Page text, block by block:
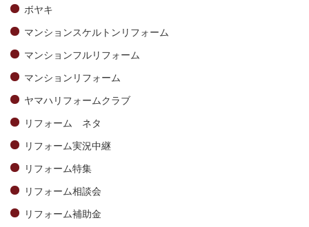
ボヤキ
マンションスケルトンリフォーム
マンションフルリフォーム
マンションリフォーム
ヤマハリフォームクラブ
リフォーム ネタ
リフォーム実況中継
リフォーム特集
リフォーム相談会
リフォーム補助金